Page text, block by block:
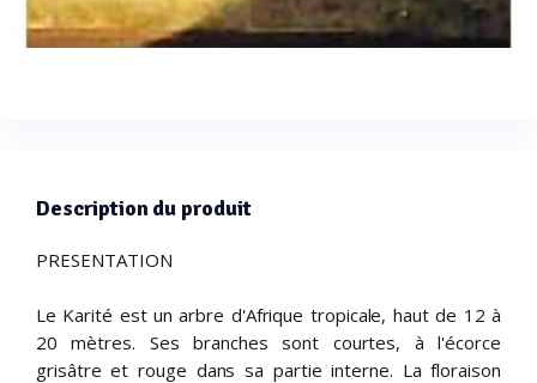
Description du produit
PRESENTATION
Le Karité est un arbre d'Afrique tropicale, haut de 12 à
20 mètres. Ses branches sont courtes, à l'écorce
grisâtre et rouge dans sa partie interne. La floraison